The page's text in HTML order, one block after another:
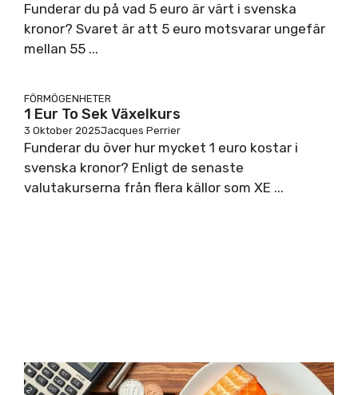
Funderar du på vad 5 euro är värt i svenska
kronor? Svaret är att 5 euro motsvarar ungefär
mellan 55 ...
FÖRMÖGENHETER
1 Eur To Sek Växelkurs
3 Oktober 2025Jacques Perrier
Funderar du över hur mycket 1 euro kostar i
svenska kronor? Enligt de senaste
valutakurserna från flera källor som XE ...